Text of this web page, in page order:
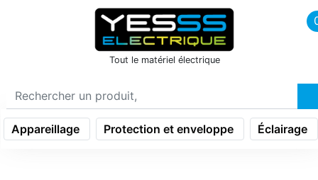
icon menu burger
Tout le matériel électrique
Appareillage Protection et enveloppe Éclairage